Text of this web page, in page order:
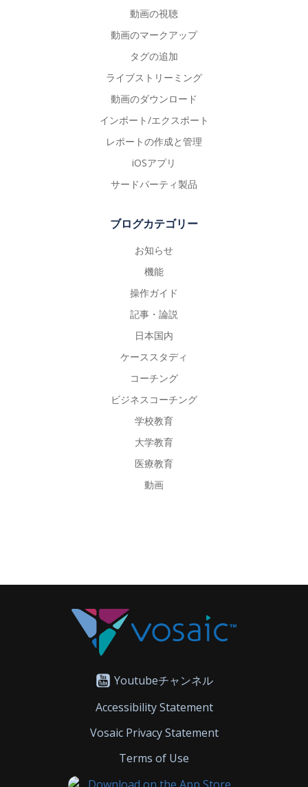
動画の視聴
動画のマークアップ
タグの追加
ライブストリーミング
動画のダウンロード
インポート/エクスポート
レポートの作成と管理
iOSアプリ
サードパーティ製品
ブログカテゴリー
お知らせ
機能
操作ガイド
記事・論説
日本国内
ケーススタディ
コーチング
ビジネスコーチング
学校教育
大学教育
医療教育
動画
Youtubeチャンネル
Accessibility Statement
Vosaic Privacy Statement
Terms of Use